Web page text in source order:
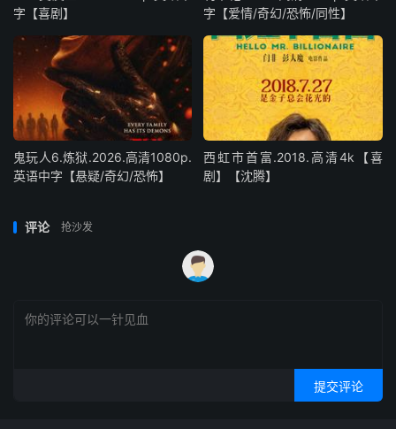
字【喜剧】
字【爱情/奇幻/恐怖/同性】
鬼玩人6.炼狱.2026.高清1080p.
英语中字【悬疑/奇幻/恐怖】
西虹市首富.2018.高清4k【喜
剧】【沈腾】
评论 抢沙发
提交评论